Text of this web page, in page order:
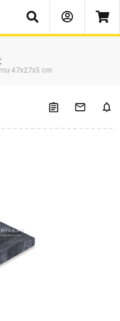
Keresés
47x27x5 cm
Kapcsolódó cikkek